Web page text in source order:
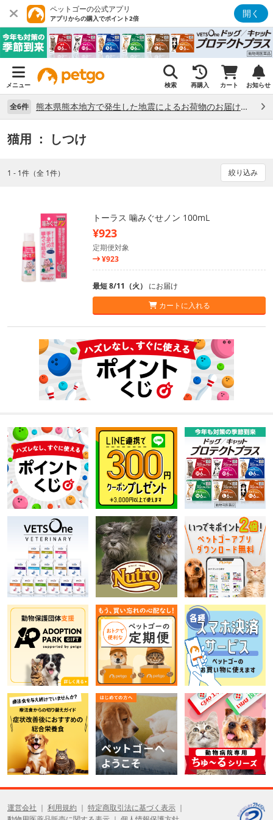
ペットゴーの公式アプリ
アプリからの購入でポイント2倍 開く
メニュー 検索 再購入 カート お知らせ
全6件 熊本県熊本地方で発生した地震によるお荷物のお届け状況について （7/28）
猫用 ： しつけ
1 - 1件（全 1件） 絞り込み
トーラス 噛みぐせノン 100mL
¥923
定期便対象
¥923
最短 8/11（火） にお届け
カートに入れる
運営会社 利用規約
特定商取引法に基づく表示